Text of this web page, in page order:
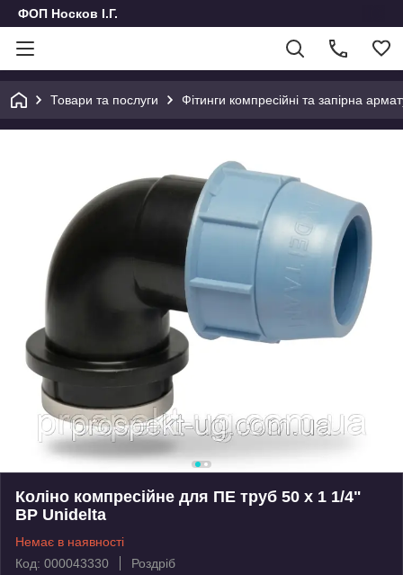
ФОП Носков І.Г.
Товари та послуги Фітинги компресійні та запірна
Коліно компресійне для ПЕ труб 50 х 1 1/4"
ВР Unidelta
Немає в наявності
Код: 000043330
Роздріб